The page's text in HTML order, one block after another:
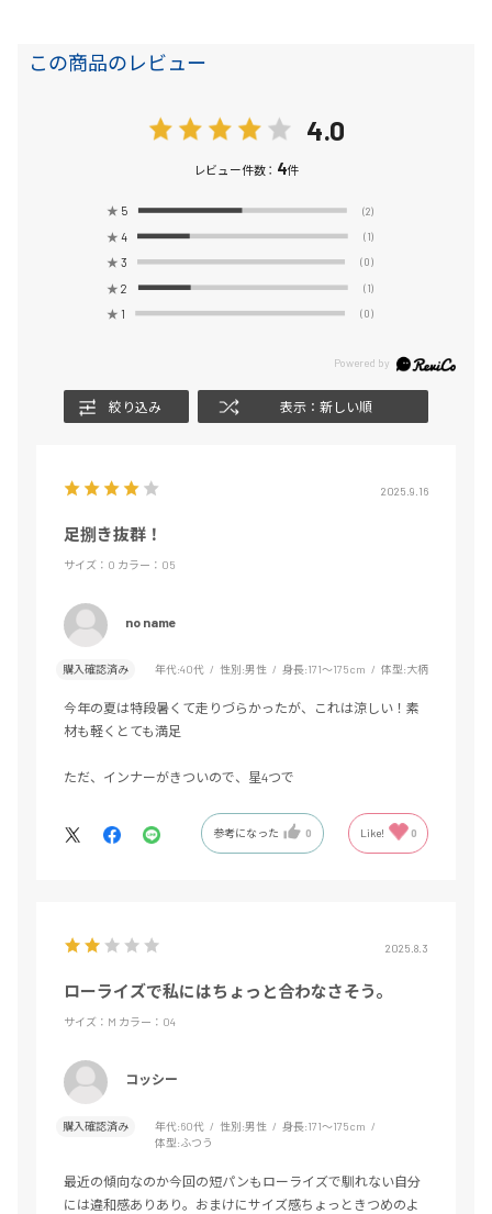
この商品のレビュー
4.0
レビュー件数： 4件
★ 5 (2)
★ 4 (1)
★ 3 (0)
★ 2 (1)
★ 1 (0)
絞り込み 表示：新しい順
2025.9.16
足捌き抜群！
サイズ：O カラー：05
no name
購入確認済み 年代:40代 性別:男性 身長:171～175cm 体型:大柄
今年の夏は特段暑くて走りづらかったが、これは涼しい！素
材も軽くとても満足
ただ、インナーがきついので、星4つで
参考になった 0 Like! 0
2025.8.3
ローライズで私にはちょっと合わなさそう。
サイズ：M カラー：04
コッシー
購入確認済み 年代:60代 性別:男性 身長:171～175cm
体型:ふつう
最近の傾向なのか今回の短パンもローライズで馴れない自分
には違和感ありあり。おまけにサイズ感ちょっときつめのよ